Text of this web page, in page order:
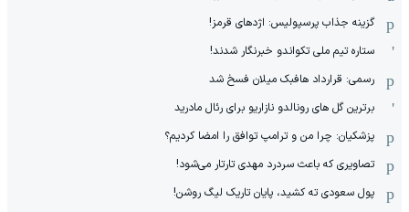
گزینه جذاب پرسپولیس: اژدهای قرمز!
ستاره تیم ملی تکواندو خبرنگار شدند!
رسمی: قرارداد هافبک میلان فسخ شد
برترین گل های رونالدو نازاریو برای رئال مادرید
پزشکیان: چرا من و ترامپ توافق را امضا کردیم؟
تصاویری که باعث سردرد مهدی تارتار می‌شود!
پول سعودی ته کشید، پایان تاریک لیگ روشن!